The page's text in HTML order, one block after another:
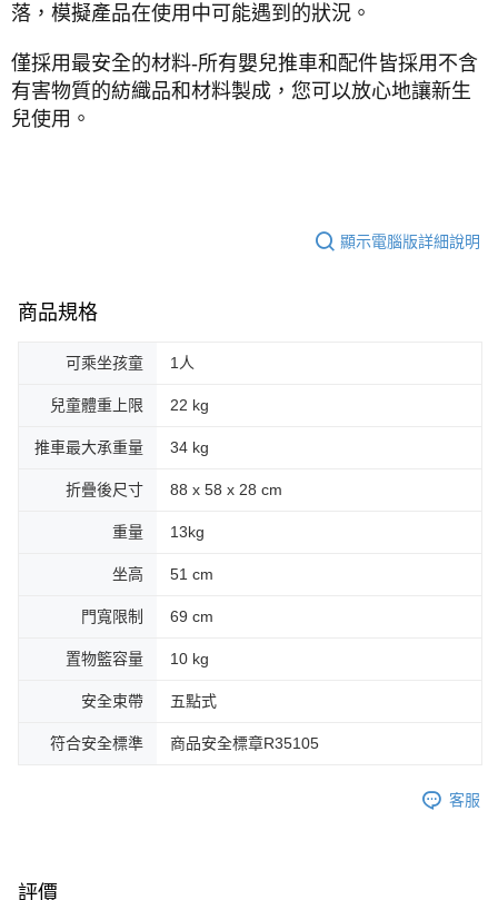
落，模擬產品在使用中可能遇到的狀況。
僅採用最安全的材料-所有嬰兒推車和配件皆採用不含
有害物質的紡織品和材料製成，您可以放心地讓新生
兒使用。
顯示電腦版詳細說明
商品規格
可乘坐孩童 1人
兒童體重上限 22 kg
推車最大承重量 34 kg
折疊後尺寸 88 x 58 x 28 cm
重量 13kg
坐高 51 cm
門寬限制 69 cm
置物籃容量 10 kg
安全束帶 五點式
符合安全標準 商品安全標章R35105
客服
評價